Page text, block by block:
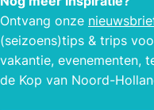
Ontvang onze
(seizoens)tips & trips
vakantie, evenementen,
de Kop van Noord-